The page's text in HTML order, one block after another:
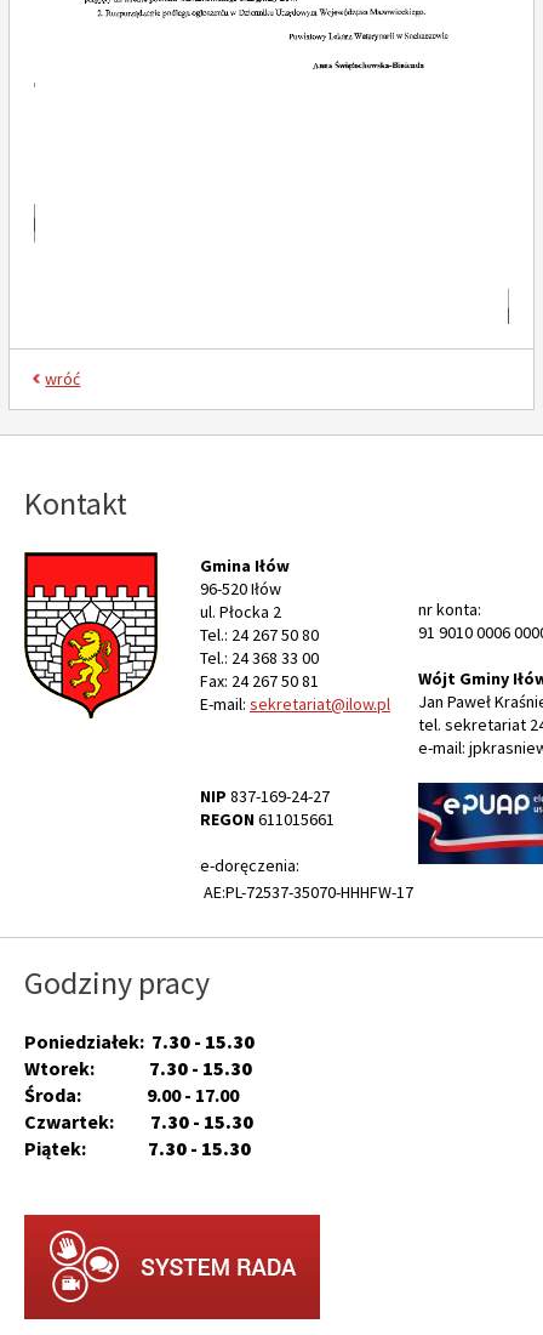
wróć
Kontakt
Gmina Iłów
96-520 Iłów
ul. Płocka 2
Tel.: 24 267 50 80
Tel.: 24 368 33 00
Fax: 24 267 50 81
E-mail: sekretariat@ilow.pl
NIP 837-169-24-27
REGON611015661
e-doręczenia:
AE:PL-72537-35070-HHHFW-17
nr konta:
91 9010 0006
Wójt Gminy
Jan Paweł
tel. sekretariat
e-mail:
Godziny pracy
Poniedziałek: 7.30 - 15.30
Wtorek: 7.30 - 15.30
Środa: 9.00 - 17.00
Czwartek: 7.30 - 15.30
Piątek: 7.30 - 15.30